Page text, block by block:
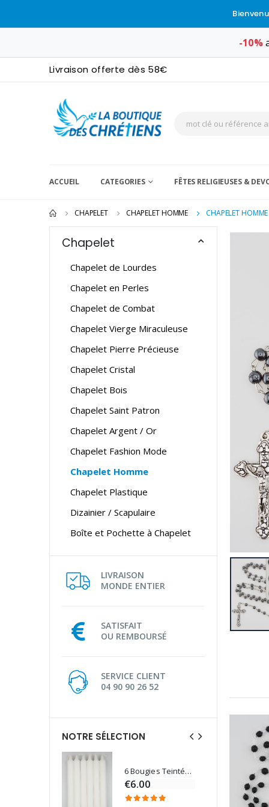
-10%
Livraison offerte dès 58€
ACCUEIL CATEGORIES FÊTES RELIGIEUSES &
CHAPELET CHAPELET HOMME CHAPELET
Chapelet
Chapelet de Lourdes
Chapelet en Perles
Chapelet de Combat
Chapelet Vierge Miraculeuse
Chapelet Pierre Précieuse
Chapelet Cristal
Chapelet Bois
Chapelet Saint Patron
Chapelet Argent / Or
Chapelet Fashion Mode
Chapelet Homme
Chapelet Plastique
Dizainier / Scapulaire
Boîte et Pochette à Chapelet
LIVRAISON
MONDE ENTIER
SATISFAIT
OU REMBOURSÉ
SERVICE CLIENT
04 90 90 26 52
NOTRE SÉLECTION
6 Bougies Teintées Masse Couleur Blanche
€6.00